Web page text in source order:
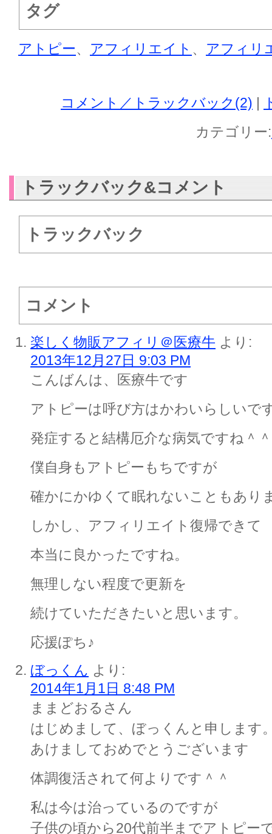
タグ
アトピー、 アフィリエイト 、 アフィリ
コメント／トラックバック(2) |
カテゴリー:
トラックバック&コメント
トラックバック
コメント
楽しく物販アフィリ＠医療牛 より:
2013年12月27日 9:03 PM
こんばんは、医療牛です
アトピーは呼び方はかわいらしいで
発症すると結構厄介な病気ですね＾
僕自身もアトピーもちですが
確かにかゆくて眠れないこともあり
しかし、アフィリエイト復帰できて
本当に良かったですね。
無理しない程度で更新を
続けていただきたいと思います。
応援ぽち♪
ぼっくん より:
2014年1月1日 8:48 PM
ままどおるさん
はじめまして、ぼっくんと申します
あけましておめでとうございます
体調復活されて何よりです＾＾
私は今は治っているのですが
子供の頃から20代前半までアトピー